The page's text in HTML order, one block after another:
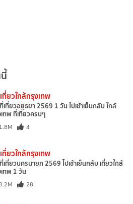
ที่ยวใกล้กรุงเทพ
เที่ยวอยุธยา 2569 1 วัน ไปเช้าเย็นกลับ ใกล้
ทพ ที่เที่ยวครบๆ
1.8M 4
ที่ยวใกล้กรุงเทพ
เที่ยวนครนายก 2569 ไปเช้าเย็นกลับ เที่ยวใกล้
ทพ 1 วัน
3.2M 28